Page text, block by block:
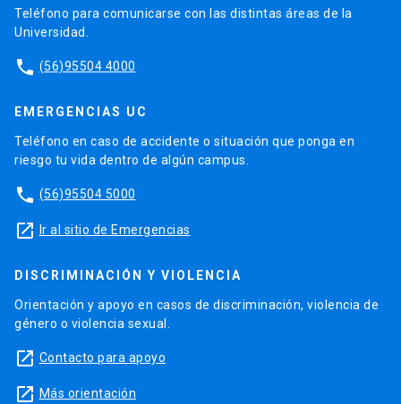
Teléfono para comunicarse con las distintas áreas de la
Universidad.
phone (56)95504 4000
EMERGENCIAS UC
Teléfono en caso de accidente o situación que ponga en
riesgo tu vida dentro de algún campus.
phone (56)95504 5000
launch Ir al sitio de Emergencias
DISCRIMINACIÓN Y VIOLENCIA
Orientación y apoyo en casos de discriminación, violencia de
género o violencia sexual.
launch Contacto para apoyo
launch Más orientación